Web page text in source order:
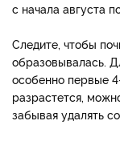
с начала августа
Следите, чтобы
образовывалась.
особенно первые
разрастется,
забывая удалять